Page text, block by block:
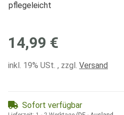
pflegeleicht
14,99 €
inkl. 19% USt. , zzgl. Versand
Sofort verfügbar